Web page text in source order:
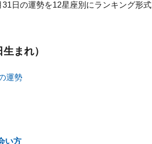
日の運勢を12星座別にランキング形式
まれ）
い方